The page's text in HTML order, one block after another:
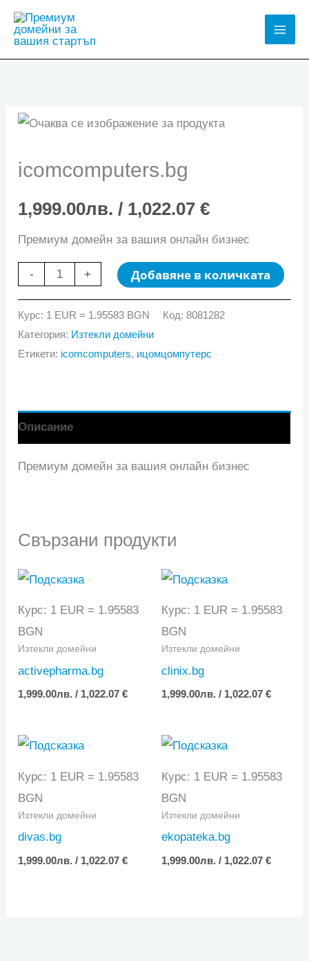
Skip
icomcomputers.bg
1,999.00лв. / 1,022.07 €
Премиум домейн за вашия онлайн бизнес
-
количество
icomcomputers.bg
+ Добавяне в количката
Курс: 1 EUR = 1.95583 BGN Код:8081282
Категория: Изтекли домейни
Етикети: icomcomputers, ицомцомпутерс
Описание
Премиум домейн за вашия онлайн бизнес
Свързани продукти
Курс: 1 EUR = 1.95583
BGN
Изтекли домейни
activepharma.bg
1,999.00лв. / 1,022.07 €
Курс: 1 EUR = 1.95583
BGN
Изтекли домейни
clinix.bg
1,999.00лв. / 1,022.07 €
Курс: 1 EUR = 1.95583
BGN
Изтекли домейни
divas.bg
1,999.00лв. / 1,022.07 €
Курс: 1 EUR = 1.95583
BGN
Изтекли домейни
ekopateka.bg
1,999.00лв. / 1,022.07 €